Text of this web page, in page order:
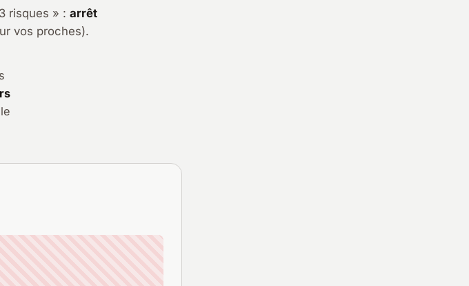
risques » : arrêt
vos proches).